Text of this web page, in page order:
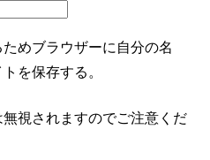
めブラウザーに自分の名
を保存する。
視されますのでご注意くだ